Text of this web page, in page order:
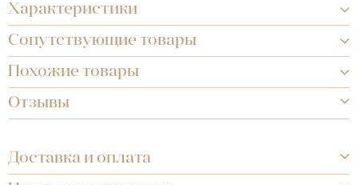
Характеристики
Сопутствующие товары
Похожие товары
Отзывы
Доставка и оплата